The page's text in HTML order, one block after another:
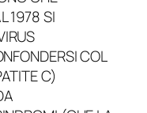
1978 SI
COL
C)